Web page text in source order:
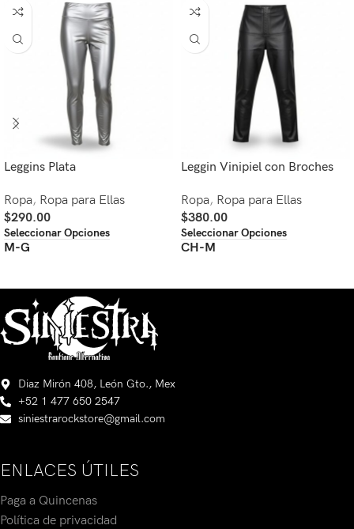
Leggins Plata
Ropa, Ropa para Ellas
$290.00
Seleccionar Opciones
M-G
Leggin Vinipiel con Broches
Ropa, Ropa para Ellas
$380.00
Seleccionar Opciones
CH-M
Diaz Mirón 408, León Gto., Mex
+52 1 477 650 2547
siniestrarockstore@gmail.com
ENLACES ÚTILES
Paga a Quincenas
Política de privacidad